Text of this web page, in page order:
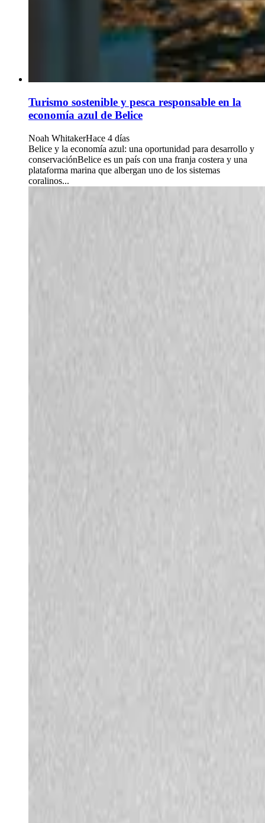
Turismo sostenible y pesca responsable en la
economía azul de Belice
Noah WhitakerHace 4 días
Belice y la economía azul: una oportunidad para desarrollo y
conservaciónBelice es un país con una franja costera y una
plataforma marina que albergan uno de los sistemas
coralinos...